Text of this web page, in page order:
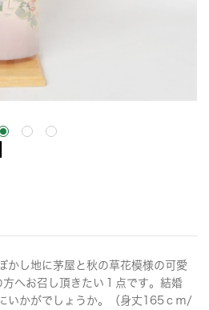
かし地に茅屋と秋の草花模様の可愛
へお召し頂きたい１点です。結婚
いかがでしょうか。（身丈165ｃｍ/